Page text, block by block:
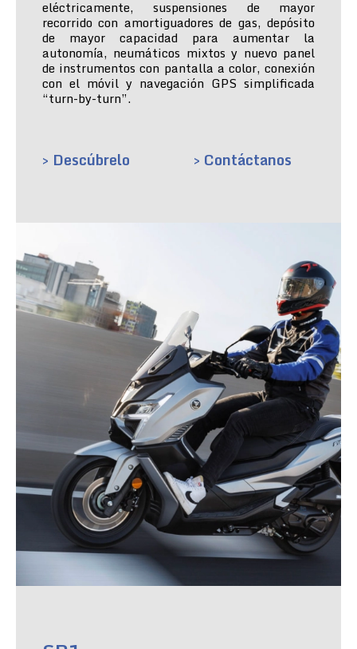
eléctricamente, suspensiones de mayor
recorrido con amortiguadores de gas, depósito
de mayor capacidad para aumentar la
autonomía, neumáticos mixtos y nuevo panel
de instrumentos con pantalla a color, conexión
con el móvil y navegación GPS simplificada
“turn-by-turn”.
> Descúbrelo > Contáctanos